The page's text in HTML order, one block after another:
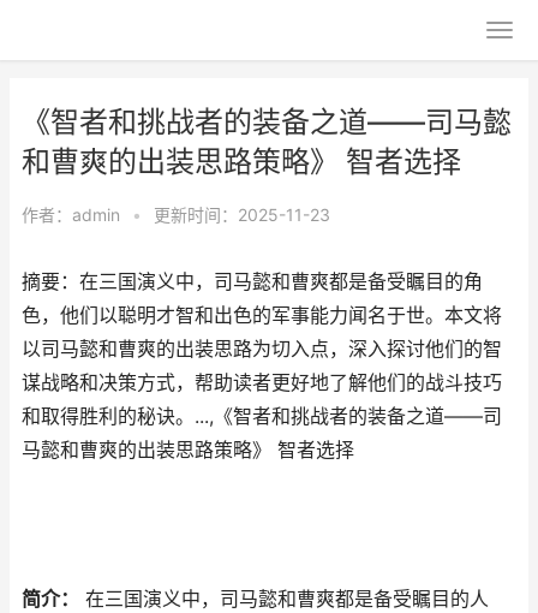
《智者和挑战者的装备之道——司马懿
和曹爽的出装思路策略》 智者选择
作者： admin • 更新时间：2025-11-23
摘要：在三国演义中，司马懿和曹爽都是备受瞩目的角
色，他们以聪明才智和出色的军事能力闻名于世。本文将
以司马懿和曹爽的出装思路为切入点，深入探讨他们的智
谋战略和决策方式，帮助读者更好地了解他们的战斗技巧
和取得胜利的秘诀。...,《智者和挑战者的装备之道——司
马懿和曹爽的出装思路策略》 智者选择
简介：
在三国演义中，司马懿和曹爽都是备受瞩目的人